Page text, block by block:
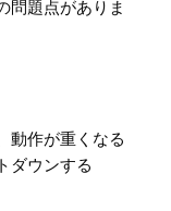
問題点がありま
動作が重くなる
ダウンする